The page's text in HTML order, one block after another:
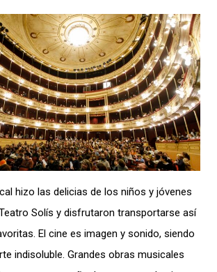
hizo las delicias de los niños y jóvenes
Solís y disfrutaron transportarse así
El cine es imagen y sonido, siendo
indisoluble. Grandes obras musicales